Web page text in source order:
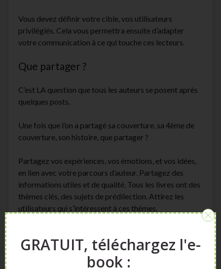
Vous devez définir votre cible, vos utilisateurs
privilégiés. Cela vous permettra ensuite d’adapter
votre communication à ce qui touche ces lecteurs.
Que partager ?
C’est LA question que tous les auteurs se posent après
quelques posts.
Une fois que l’on a partagé sa couverture, sa 4ème de
couverture, son histoire, que partager ?
Partagez vos expériences, vos émotions, et vos idées,
en lien avec votre parcours d’auteur. Partagez des
informations utiles et de qualité. Tous les livres ont des
thèmes clés, des sujets de prédilection. Attirez les
utilisateurs qui s’intéressent à ces thèmes.
Présentez l’intrigue.
GRATUIT, téléchargez l'e-
book :